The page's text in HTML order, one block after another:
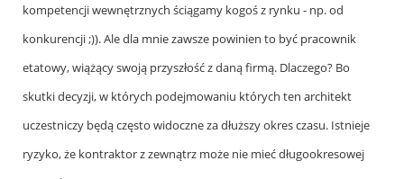
(niezweryfikowany)
kompetencji wewnętrznych ściągamy kogoś z rynku - np. od
konkurencji ;)). Ale dla mnie zawsze powinien to być pracownik
etatowy, wiążący swoją przyszłość z daną firmą. Dlaczego? Bo
skutki decyzji, w których podejmowaniu których ten architekt
uczestniczy będą często widoczne za dłuższy okres czasu. Istnieje
ryzyko, że kontraktor z zewnątrz może nie mieć długookresowej